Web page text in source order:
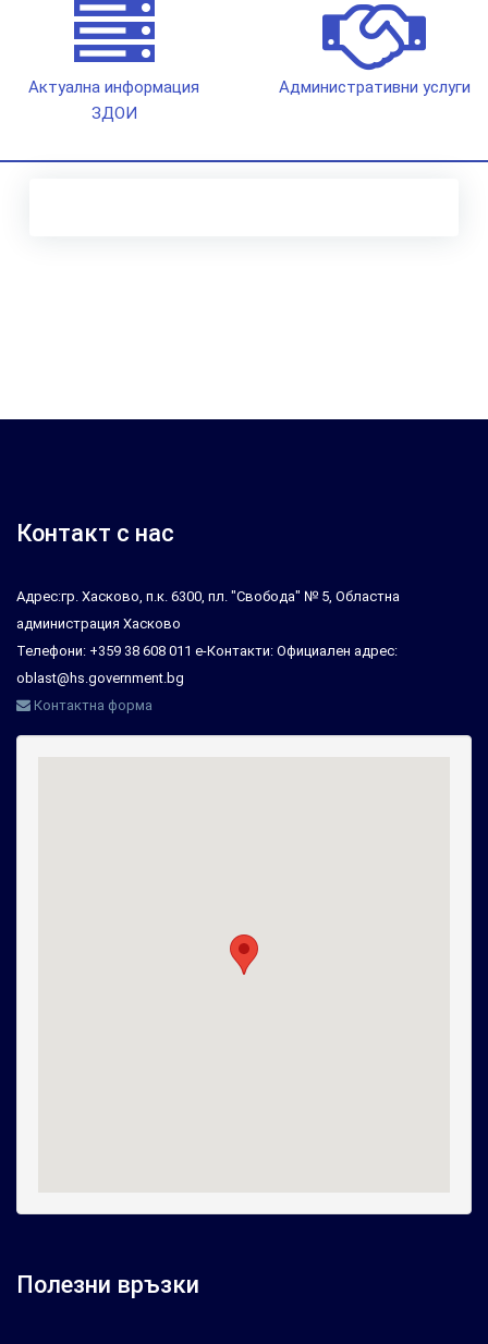
Актуална информация
ЗДОИ
Административни услуги
Контакт с нас
Адрес:гр. Хасково, п.к. 6300, пл. "Свобода" № 5, Областна
администрация Хасково
Телефони: +359 38 608 011 е-Контакти: Официален адрес:
oblast@hs.government.bg
Контактна форма
Полезни връзки